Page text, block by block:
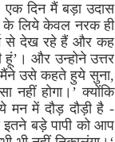
दिन मैं बड़ा उदास
के लिये केवल नरक ही
से देख रहे हैं और कह
और उन्होने उत्तर
मैंने उसे कहते हुये सुना,
नहीं होगा।’ क्योंकि
मन में दौड़ दौड़ी है -
बड़े पापी को आप